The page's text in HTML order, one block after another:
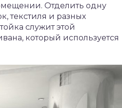
Отделить одну
текстиля и разных
служит этой
который используется